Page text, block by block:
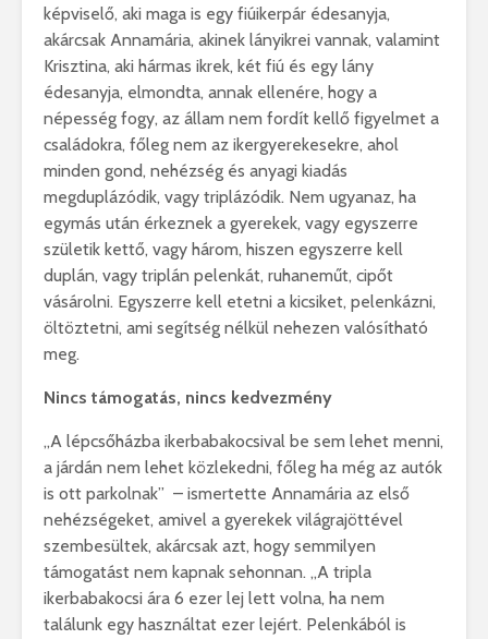
képviselő, aki maga is egy fiúikerpár édesanyja,
akárcsak Annamária, akinek lányikrei vannak, valamint
Krisztina, aki hármas ikrek, két fiú és egy lány
édesanyja, elmondta, annak ellenére, hogy a
népesség fogy, az állam nem fordít kellő figyelmet a
családokra, főleg nem az ikergyerekesekre, ahol
minden gond, nehézség és anyagi kiadás
megduplázódik, vagy triplázódik. Nem ugyanaz, ha
egymás után érkeznek a gyerekek, vagy egyszerre
születik kettő, vagy három, hiszen egyszerre kell
duplán, vagy triplán pelenkát, ruhaneműt, cipőt
vásárolni. Egyszerre kell etetni a kicsiket, pelenkázni,
öltöztetni, ami segítség nélkül nehezen valósítható
meg.
Nincs támogatás, nincs kedvezmény
„A lépcsőházba ikerbabakocsival be sem lehet menni,
a járdán nem lehet közlekedni, főleg ha még az autók
is ott parkolnak” – ismertette Annamária az első
nehézségeket, amivel a gyerekek világrajöttével
szembesültek, akárcsak azt, hogy semmilyen
támogatást nem kapnak sehonnan. „A tripla
ikerbabakocsi ára 6 ezer lej lett volna, ha nem
találunk egy használtat ezer lejért. Pelenkából is